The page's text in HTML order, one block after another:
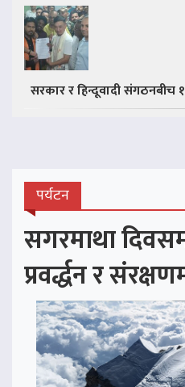
सरकार र हिन्दूवादी संगठनबीच
पर्यटन
सगरमाथा
प्रवर्द्धन र